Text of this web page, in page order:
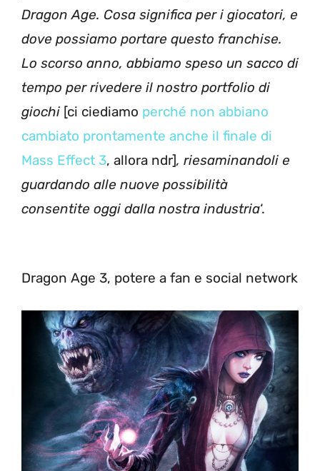
Dragon Age. Cosa significa per i giocatori, e
dove possiamo portare questo franchise.
Lo scorso anno, abbiamo speso un sacco di
tempo per rivedere il nostro portfolio di
giochi [ci ciediamo perché non abbiano
cambiato prontamente anche il finale di
Mass Effect 3, allora ndr], riesaminandoli e
guardando alle nuove possibilità
consentite oggi dalla nostra industria‘.
Dragon Age 3, potere a fan e social network